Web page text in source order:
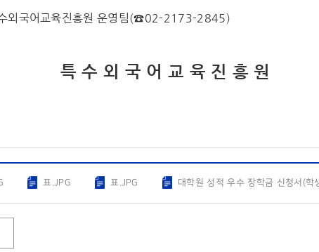
외국어교육진흥원 운영팀(☎02-2173-2845)
외 국 어 교 육 진 흥 원
표.JPG 표.JPG 대학원 성적 우수 장학금 신청서(학